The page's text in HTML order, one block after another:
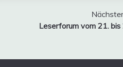
Leserforum vom 21.